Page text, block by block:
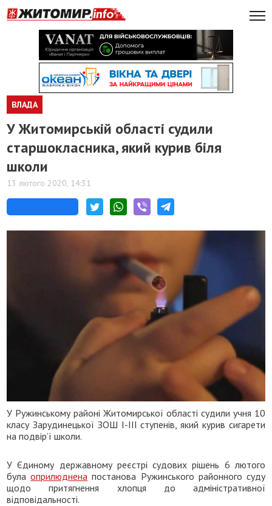
ВЛАДА
У Житомирській області судили
старшокласника, який курив біля
школи
13 лютого 2020, 14:31
У Ружинському районі Житомирської області судили учня 10
класу Зарудинецької ЗОШ І-ІІІ ступенів, який курив сигарети
на подвір’ї школи.
У Єдиному державному реєстрі судових рішень 6 лютого
булаоприлюднена постанова Ружинського районного суду
щодо притягнення хлопця до адміністративної
відповідальності.